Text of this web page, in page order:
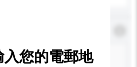
入您的電郵地